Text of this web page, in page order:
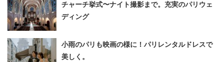
チャーチ挙式〜ナイト撮影まで。充実のパリウェ
ディング
小雨のパリも映画の様に！パリレンタルドレスで
美しく。